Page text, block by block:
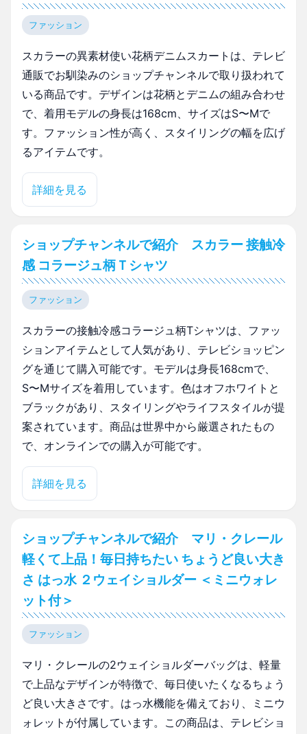
ファッション
スカラーの異素材使い花柄デニムスカートは、テレビ
通販でお馴染みのショップチャンネルで取り扱われて
いる商品です。デザインは花柄とデニムの組み合わせ
で、着用モデルの身長は168cm、サイズはS〜Mで
す。ファッション性が高く、スタイリングの幅を広げ
るアイテムです。
詳細を見る
ショップチャンネルで紹介 スカラー 接触冷
感 コラージュ柄Ｔシャツ
ファッション
スカラーの接触冷感コラージュ柄Tシャツは、ファッ
ションアイテムとして人気があり、テレビショッピン
グを通じて購入可能です。モデルは身長168cmで、
S〜Mサイズを着用しています。色はオフホワイトと
ブラックがあり、スタイリングやライフスタイルが提
案されています。商品は世界中から厳選されたもの
で、オンラインでの購入が可能です。
詳細を見る
ショップチャンネルで紹介 マリ・クレール
軽くて上品！毎日持ちたい ちょうど良い大き
さ はっ水 ２ウェイショルダー ＜ミニウォレ
ット付＞
ファッション
マリ・クレールの2ウェイショルダーバッグは、軽量
で上品なデザインが特徴で、毎日使いたくなるちょう
ど良い大きさです。はっ水機能を備えており、ミニウ
ォレットが付属しています。この商品は、テレビショ